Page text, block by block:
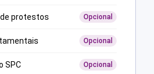
protestos Opcional
Opcional
SPC Opcional